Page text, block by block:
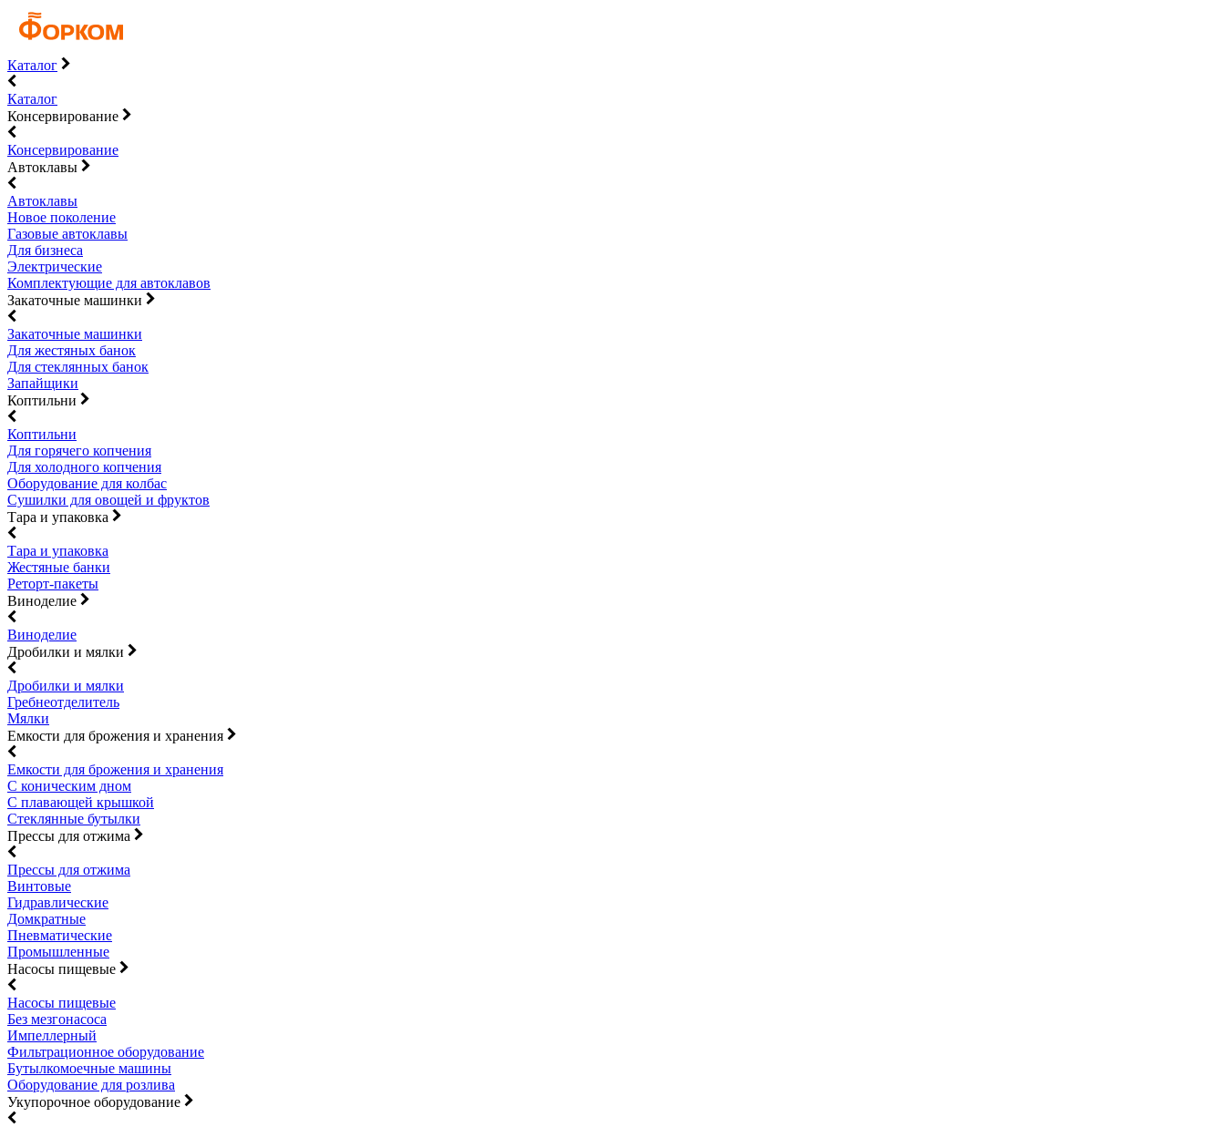
Каталог
Каталог
Консервирование
Консервирование
Автоклавы
Автоклавы
Новое поколение
Газовые автоклавы
Для бизнеса
Электрические
Комплектующие для автоклавов
Закаточные машинки
Закаточные машинки
Для жестяных банок
Для стеклянных банок
Запайщики
Коптильни
Коптильни
Для горячего копчения
Для холодного копчения
Оборудование для колбас
Сушилки для овощей и фруктов
Тара и упаковка
Тара и упаковка
Жестяные банки
Реторт-пакеты
Виноделие
Виноделие
Дробилки и мялки
Дробилки и мялки
Гребнеотделитель
Мялки
Емкости для брожения и хранения
Емкости для брожения и хранения
С коническим дном
С плавающей крышкой
Стеклянные бутылки
Прессы для отжима
Прессы для отжима
Винтовые
Гидравлические
Домкратные
Пневматические
Промышленные
Насосы пищевые
Насосы пищевые
Без мезгонасоса
Импеллерный
Фильтрационное оборудование
Бутылкомоечные машины
Оборудование для розлива
Укупорочное оборудование